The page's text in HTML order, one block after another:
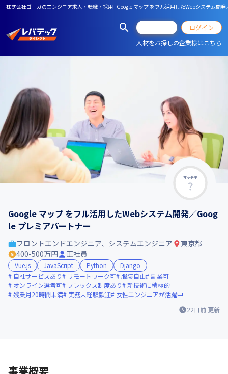
株式会社ゴーガのエンジニア求人・転職・採用 | Google マップ をフル活用したWebシステム開
ログイン
人材をお探しの企業様はこちら
マッチ率
Google マップ をフル活用したWebシステム開発／Goog
le プレミアパートナー
22日前 更新
フロントエンドエンジニア、システムエンジニア
東京都
400-500万円
正社員
Vue.js JavaScript Python
Django
自社サービスあり
リモートワーク可 服装自由
副業可
オンライン選考可
フレックス制度あり
新技術に積極的
残業月20時間未満
実務未経験歓迎 女性エンジニアが活躍中
事業概要